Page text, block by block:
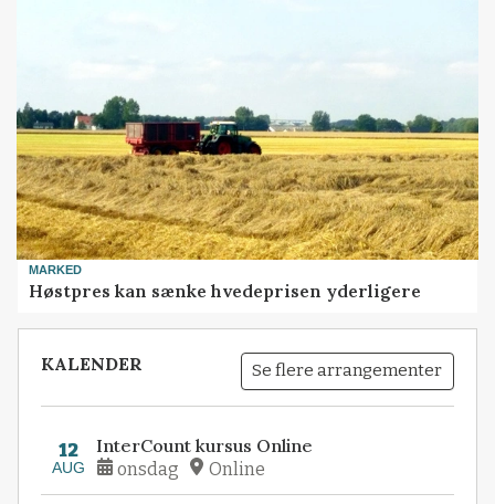
MARKED
Høstpres kan sænke hvedeprisen yderligere
KALENDER Se flere arrangementer
12
AUG
InterCount kursus Online
onsdag Online